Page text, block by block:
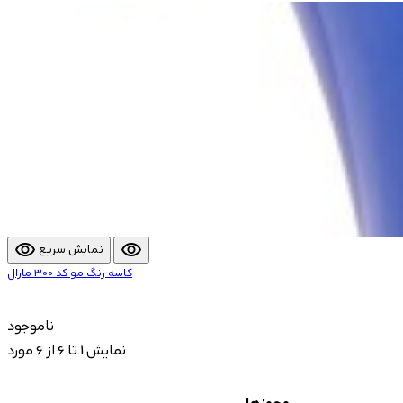
visibility نمایش سریع visibility
کاسه رنگ مو کد 300 مارال
ناموجود
نمایش 1 تا 6 از 6 مورد